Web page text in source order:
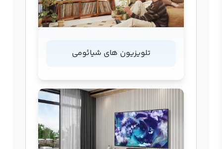
تلویزیون های شیائومی